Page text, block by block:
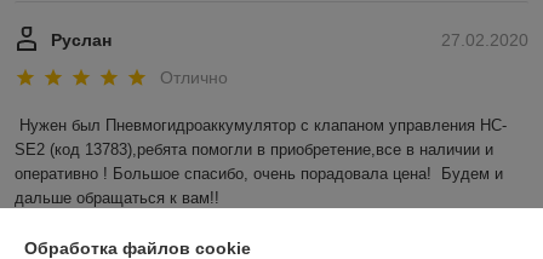
27.02.2020
Руслан
Отлично
Нужен был Пневмогидроаккумулятор с клапаном управления HC-
SE2 (код 13783),ребята помогли в приобретение,все в наличии и
оперативно ! Большое спасибо, очень порадовала цена!  Будем и
дальше обращаться к вам!!
Показать все отзывы
Обработка файлов cookie